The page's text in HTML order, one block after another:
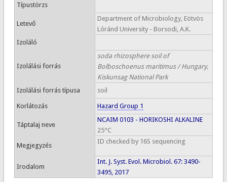
Típustörzs
Letevő
Department of Microbiology, Eötvös
Lóránd University - Borsodi, A.K.
Izoláló
Izolálási forrás
soda rhizosphere soil of
Bolboschoenus maritimus / Hungary,
Kiskunsag National Park
Izolálási forrás típusa
soil
Korlátozás Hazard Group 1
Táptalaj neve
NCAIM 0103 - HORIKOSHI ALKALINE
25°C
Megjegyzés
ID checked by 16S sequencing
Irodalom
Int. J. Syst. Evol. Microbiol. 67: 3490-
3495, 2017